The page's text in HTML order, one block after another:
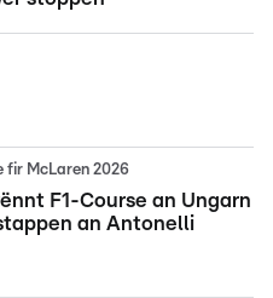
fir McLaren 2026
F1-Course an Ungarn
an Antonelli